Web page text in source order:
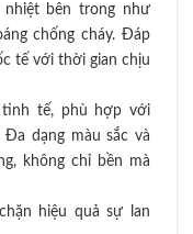
bên trong như
chống cháy. Đáp
tế với thời gian chịu
tinh tế, phù hợp với
dạng màu sắc và
không chỉ bền mà
hiệu quả sự lan